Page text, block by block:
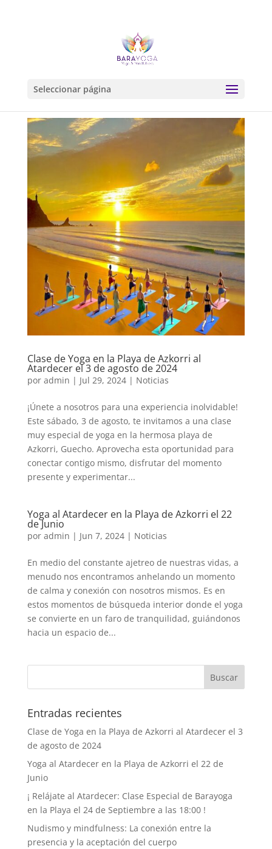
Seleccionar página
Clase de Yoga en la Playa de Azkorri al
Atardecer el 3 de agosto de 2024
por admin | Jul 29, 2024| Noticias
¡Únete a nosotros para una experiencia inolvidable!
Este sábado, 3 de agosto, te invitamos a una clase
muy especial de yoga en la hermosa playa de
Azkorri, Guecho. Aprovecha esta oportunidad para
conectar contigo mismo, disfrutar del momento
presente y experimentar...
Yoga al Atardecer en la Playa de Azkorri el 22
de Junio
por admin | Jun 7, 2024| Noticias
En medio del constante ajetreo de nuestras vidas, a
menudo nos encontramos anhelando un momento
de calma y conexión con nosotros mismos. Es en
estos momentos de búsqueda interior donde el yoga
se convierte en un faro de tranquilidad, guiándonos
hacia un espacio de...
Entradas recientes
Clase de Yoga en la Playa de Azkorri al Atardecer el 3
de agosto de 2024
Yoga al Atardecer en la Playa de Azkorri el 22 de
Junio
¡ Relájate al Atardecer: Clase Especial de Barayoga
en la Playa el 24 de Septiembre a las 18:00 !
Nudismo y mindfulness: La conexión entre la
presencia y la aceptación del cuerpo